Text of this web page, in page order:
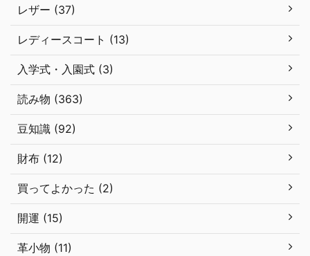
レザー (37)
レディースコート (13)
入学式・入園式 (3)
読み物 (363)
豆知識 (92)
財布 (12)
買ってよかった (2)
開運 (15)
革小物 (11)